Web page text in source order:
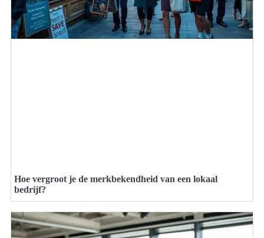
Hoe vergroot je de merkbekendheid van een lokaal
bedrijf?